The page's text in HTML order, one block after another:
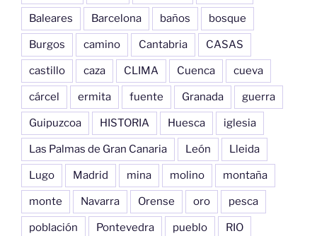
Baleares Barcelona baños bosque
Burgos camino Cantabria CASAS
castillo caza CLIMA Cuenca cueva
cárcel ermita fuente Granada guerra
Guipuzcoa HISTORIA Huesca iglesia
Las Palmas de Gran Canaria León Lleida
Lugo Madrid mina molino montaña
monte Navarra Orense oro pesca
población Pontevedra pueblo RIO